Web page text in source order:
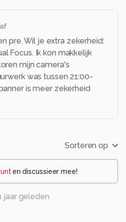
pre. Wil je extra zekerheid:
Focus. Ik kon makkelijk
mijn camera's
was tussen 21:00-
is meer zekerheid
Sorteren op
en discussieer mee!
jaar geleden